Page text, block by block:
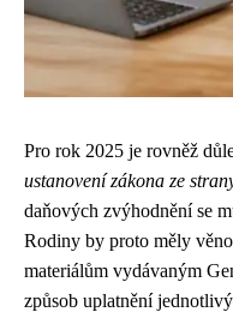
Pro rok 2025 je rovněž
ustanovení zákona ze
daňových zvýhodnění se
Rodiny by proto měly
materiálům vydávaným
způsob uplatnění